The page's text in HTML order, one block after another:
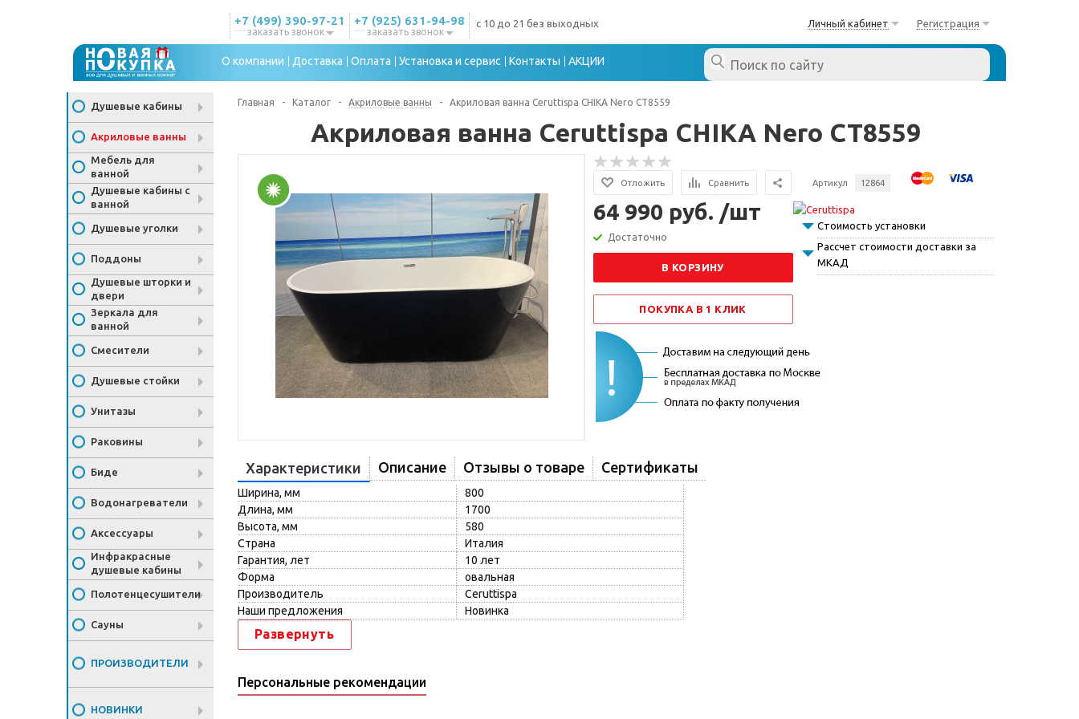
+7 (499) 390-97-21
заказать звонок
+7 (925) 631-94-98
заказать звонок
с 10 до 21 без выходных Личный кабинет Регистрация
О компании Доставка Оплата Установка и сервис Контакты АКЦИИ
Душевые кабины
Акриловые ванны
Мебель для
ванной
Душевые кабины с
ванной
Душевые уголки
Поддоны
Душевые шторки и
двери
Зеркала для
ванной
Смесители
Душевые стойки
Унитазы
Раковины
Биде
Водонагреватели
Аксессуары
Инфракрасные
душевые кабины
Полотенцесушители
Сауны
ПРОИЗВОДИТЕЛИ
НОВИНКИ
Главная - Каталог - Акриловые ванны - Акриловая ванна Ceruttispa CHIKA Nero CT8559
Акриловая ванна Ceruttispa CHIKA Nero CT8559
Отложить Сравнить Артикул 12864
64 990 руб. /шт
Достаточно
В КОРЗИНУ
ПОКУПКА В 1 КЛИК
Стоимость установки
Рассчет стоимости доставки за
МКАД
Характеристики Описание Отзывы о товаре Сертификаты
Ширина, мм
800
Длина, мм
1700
Высота, мм
580
Страна
Италия
Гарантия, лет
10 лет
Форма
овальная
Производитель
Ceruttispa
Наши предложения
Новинка
Развернуть
Персональные рекомендации